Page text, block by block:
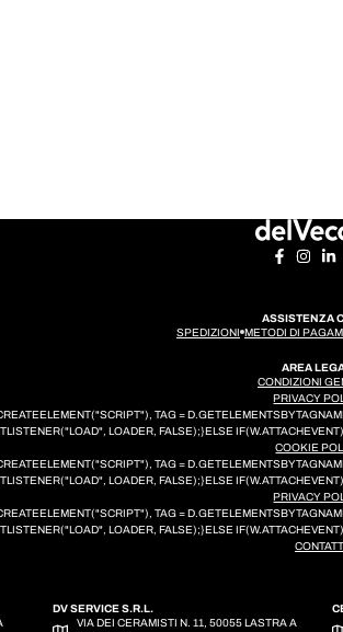
ASSISTENZA
SPEDIZIONI METODI DI
AREA
CONDIZIONI
PRIVACY
TAG =
LOADER, FALSE);}ELSE
COOKIE
TAG =
LOADER, FALSE);}ELSE
PRIVACY
TAG =
LOADER, FALSE);}ELSE
DV SERVICE S.R.L.
VIA DEI CERAMISTI N. 11, 50055 LASTRA A